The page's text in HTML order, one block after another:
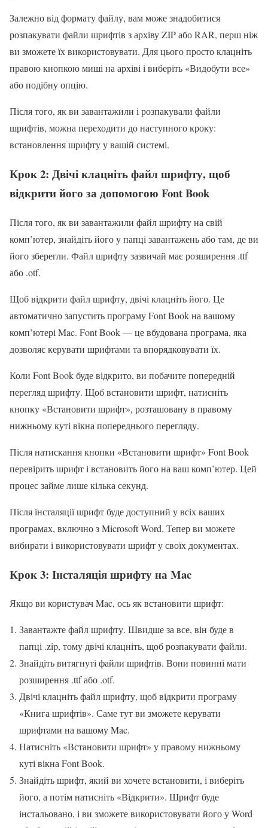
Залежно від формату файлу, вам може знадобитися
розпакувати файли шрифтів з архіву ZIP або RAR, перш ніж
ви зможете їх використовувати. Для цього просто клацніть
правою кнопкою миші на архіві і виберіть «Видобути все»
або подібну опцію.
Після того, як ви завантажили і розпакували файли
шрифтів, можна переходити до наступного кроку:
встановлення шрифту у вашій системі.
Крок 2: Двічі клацніть файл шрифту, щоб
відкрити його за допомогою Font Book
Після того, як ви завантажили файл шрифту на свій
комп’ютер, знайдіть його у папці завантажень або там, де ви
його зберегли. Файл шрифту зазвичай має розширення .ttf
або .otf.
Щоб відкрити файл шрифту, двічі клацніть його. Це
автоматично запустить програму Font Book на вашому
комп’ютері Mac. Font Book — це вбудована програма, яка
дозволяє керувати шрифтами та впорядковувати їх.
Коли Font Book буде відкрито, ви побачите попередній
перегляд шрифту. Щоб встановити шрифт, натисніть
кнопку «Встановити шрифт», розташовану в правому
нижньому куті вікна попереднього перегляду.
Після натискання кнопки «Встановити шрифт» Font Book
перевірить шрифт і встановить його на ваш комп’ютер. Цей
процес займе лише кілька секунд.
Після інсталяції шрифт буде доступний у всіх ваших
програмах, включно з Microsoft Word. Тепер ви можете
вибирати і використовувати шрифт у своїх документах.
Крок 3: Інсталяція шрифту на Mac
Якщо ви користувач Mac, ось як встановити шрифт:
Завантажте файл шрифту. Швидше за все, він буде в
папці .zip, тому двічі клацніть, щоб розпакувати файли.
Знайдіть витягнуті файли шрифтів. Вони повинні мати
розширення .ttf або .otf.
Двічі клацніть файл шрифту, щоб відкрити програму
«Книга шрифтів». Саме тут ви зможете керувати
шрифтами на вашому Mac.
Натисніть «Встановити шрифт» у правому нижньому
куті вікна Font Book.
Знайдіть шрифт, який ви хочете встановити, і виберіть
його, а потім натисніть «Відкрити». Шрифт буде
інстальовано, і ви зможете використовувати його у Word